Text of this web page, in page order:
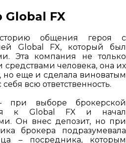
FX
общения героя с
Global FX, который был
Эта компания не только
человека, она их
но еще и сделала виноватым
всю ответственность.
при выборе брокерской
к Global FX и начал
Он внес депозит, но при
брокера подразумевала
– посредника, которым